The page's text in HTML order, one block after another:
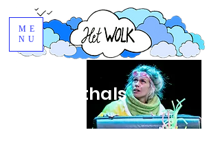
ME
NU
Liz Corthals